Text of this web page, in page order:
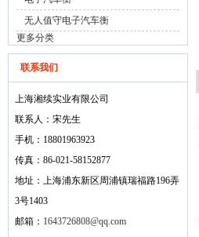
无人值守电子汽车衡
更多分类
联系我们
上海湘续实业有限公司
联系人：宋先生
手机：18801963923
传真：86-021-58152877
地址：上海浦东新区周浦镇瑞福路196弄
3号1403
邮箱： 1643726808@qq.com